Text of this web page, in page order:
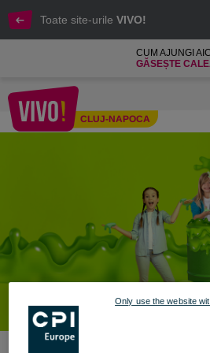
Toate site-urile VIVO!
CUM AJUNGI AICI
GĂSEȘTE
CLUJ-NAPOCA
Slime Time la VIVO! - 2 zile de
Only use the website